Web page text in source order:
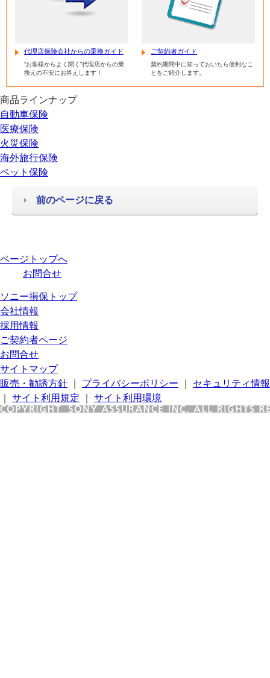
代理店保険会社からの乗換ガイド
“お客様からよく聞く”代理店からの乗
換えの不安にお答えします！
ご契約者ガイド
契約期間中に知っておいたら便利なこ
とをご紹介します。
商品ラインナップ
自動車保険
医療保険
火災保険
海外旅行保険
ペット保険
前のページに戻る
ページトップへ
お問合せ
ソニー損保トップ
会社情報
採用情報
ご契約者ページ
お問合せ
サイトマップ
販売・勧誘方針
プライバシーポリシー
セキュリティ情報
サイト利用規定 サイト利用環境